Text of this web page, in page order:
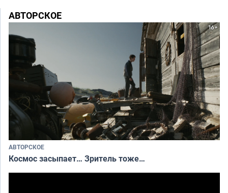
АВТОРСКОЕ
АВТОРСКОЕ
Космос засыпает… Зритель тоже…